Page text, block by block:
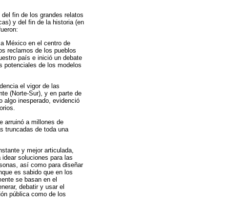
fin de los grandes relatos
y del fin de la historia (en
México en el centro de
reclamos de los pueblos
país e inició un debate
potenciales de los modelos
el vigor de las
(Norte-Sur), y en parte de
algo inesperado, evidenció
arruinó a millones de
truncadas de toda una
y mejor articulada,
soluciones para las
así como para diseñar
es sabido que en los
se basan en el
debatir y usar el
pública como de los